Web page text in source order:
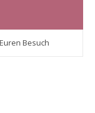
Besuch